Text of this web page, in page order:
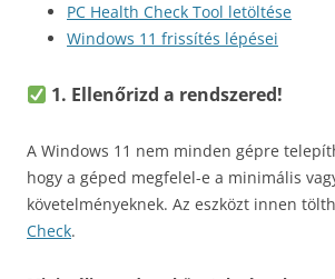
PC Health Check Tool letöltése
Windows 11 frissítés lépései
1. Ellenőrizd a rendszered!
A Windows 11 nem minden gépre
hogy a géped megfelel-e a minimális
követelményeknek. Az eszközt innen
Check.